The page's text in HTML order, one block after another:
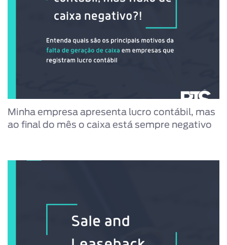
Minha empresa apresenta lucro contábil, mas
ao final do mês o caixa está sempre negativo